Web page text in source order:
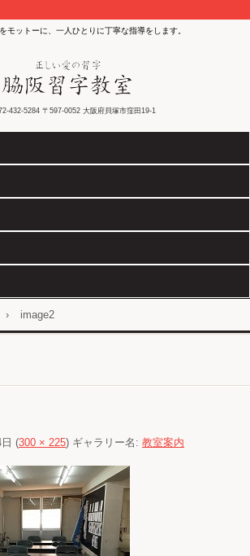
モットーに、一人ひとりに丁寧な指導をします。
432-5284 〒597-0052 大阪府貝塚市窪田19-1
› image2
(300 × 225) ギャラリー名: 教室案内